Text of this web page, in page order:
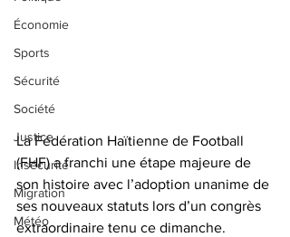
Économie
Sports
Sécurité
Société
Justice
Insécurité
Migration
Météo
La Fédération Haïtienne de Football
(FHF) a franchi une étape majeure de
son histoire avec l’adoption unanime de
ses nouveaux statuts lors d’un congrès
extraordinaire tenu ce dimanche.